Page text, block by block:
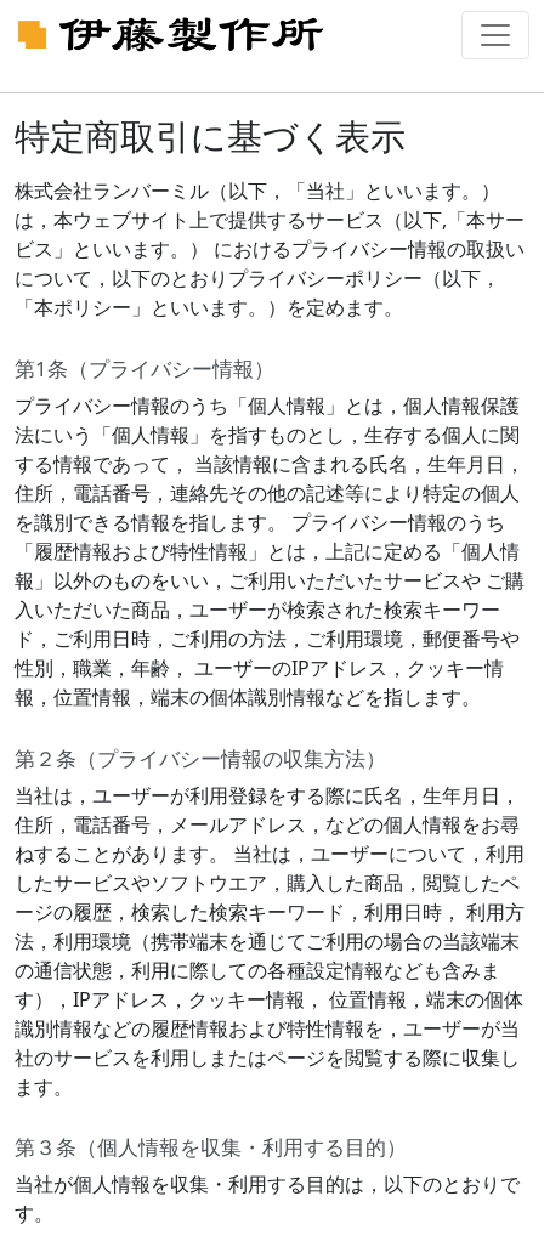
特定商取引に基づく表示
株式会社ランバーミル（以下，「当社」といいます。）
は，本ウェブサイト上で提供するサービス（以下,「本サー
ビス」といいます。） におけるプライバシー情報の取扱い
について，以下のとおりプライバシーポリシー（以下，
「本ポリシー」といいます。）を定めます。
第1条（プライバシー情報）
プライバシー情報のうち「個人情報」とは，個人情報保護
法にいう「個人情報」を指すものとし，生存する個人に関
する情報であって， 当該情報に含まれる氏名，生年月日，
住所，電話番号，連絡先その他の記述等により特定の個人
を識別できる情報を指します。 プライバシー情報のうち
「履歴情報および特性情報」とは，上記に定める「個人情
報」以外のものをいい，ご利用いただいたサービスや ご購
入いただいた商品，ユーザーが検索された検索キーワー
ド，ご利用日時，ご利用の方法，ご利用環境，郵便番号や
性別，職業，年齢， ユーザーのIPアドレス，クッキー情
報，位置情報，端末の個体識別情報などを指します。
第２条（プライバシー情報の収集方法）
当社は，ユーザーが利用登録をする際に氏名，生年月日，
住所，電話番号，メールアドレス，などの個人情報をお尋
ねすることがあります。 当社は，ユーザーについて，利用
したサービスやソフトウエア，購入した商品，閲覧したペ
ージの履歴，検索した検索キーワード，利用日時， 利用方
法，利用環境（携帯端末を通じてご利用の場合の当該端末
の通信状態，利用に際しての各種設定情報なども含みま
す），IPアドレス，クッキー情報， 位置情報，端末の個体
識別情報などの履歴情報および特性情報を，ユーザーが当
社のサービスを利用しまたはページを閲覧する際に収集し
ます。
第３条（個人情報を収集・利用する目的）
当社が個人情報を収集・利用する目的は，以下のとおりで
す。